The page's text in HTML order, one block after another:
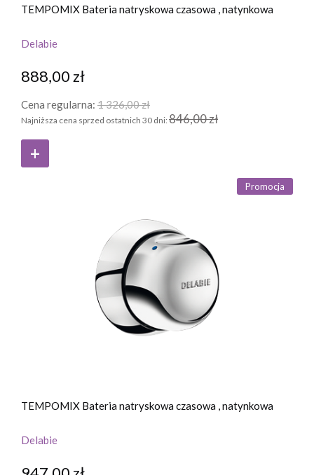
TEMPOMIX Bateria natryskowa czasowa , natynkowa
Delabie
888,00 zł
Cena regularna: 1 326,00 zł
Najniższa cena sprzed ostatnich 30 dni: 846,00 zł
TEMPOMIX Bateria natryskowa czasowa , natynkowa
Delabie
Promocja